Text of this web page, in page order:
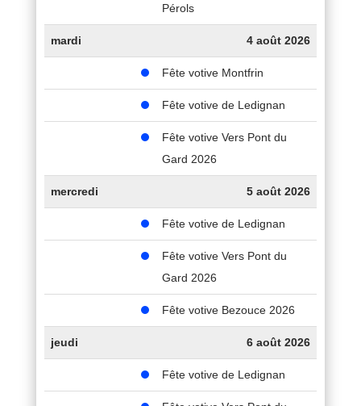
Pérols
mardi 4 août 2026
Fête votive Montfrin
Fête votive de Ledignan
Fête votive Vers Pont du
Gard 2026
mercredi 5 août 2026
Fête votive de Ledignan
Fête votive Vers Pont du
Gard 2026
Fête votive Bezouce 2026
jeudi 6 août 2026
Fête votive de Ledignan